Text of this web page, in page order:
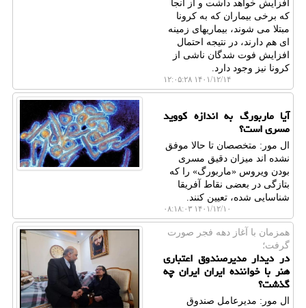
افزایش خواهد داشت و از آنجا
که برخی بیماران که به کرونا
مبتلا می شوند، بیماریهای زمینه
ای هم دارند، در نتیجه احتمال
افزایش فوت شدگان ناشی از
کرونا نیز وجود دارد.
۱۴۰۱/۱۲/۱۴ ۱۲:۰۵:۲۸
آیا ماربورگ به اندازه کووید
مسری است؟
ال مور: متخصصان تا حالا موفق
نشده اند میزان دقیق مسری
بودن ویروس «ماربورگ» را که
بتازگی در بعضی نقاط آفریقا
شناسایی شده، تعیین کنند.
۱۴۰۱/۱۲/۱۰ ۰۸:۱۸:۰۳
همزمان با آغاز دهه فجر صورت
گرفت؛
در دیدار مدیرصندوق اعتباری
هنر با خواننده ایران ایران چه
گذشت؟
ال مور: مدیرعامل صندوق